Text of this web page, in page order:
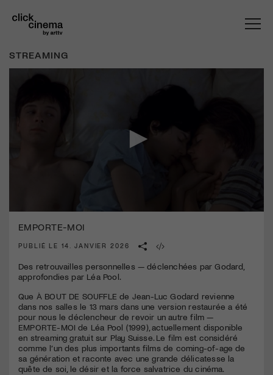
STREAMING
seconds
34
seconds
EMPORTE-MOI
PUBLIÉ LE 14. JANVIER 2026
Des retrouvailles personnelles — déclenchées par Godard,
approfondies par Léa Pool.
Que À BOUT DE SOUFFLE de Jean-Luc Godard revienne
dans nos salles le 13 mars dans une version restaurée a été
pour nous le déclencheur de revoir un autre film —
EMPORTE-MOI de Léa Pool (1999), actuellement disponible
en streaming gratuit sur Play Suisse. Le film est considéré
comme l’un des plus importants films de coming-of-age de
sa génération et raconte avec une grande délicatesse la
quête de soi, le désir et la force salvatrice du cinéma.